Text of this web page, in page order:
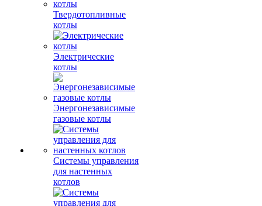
Твердотопливные
котлы
Электрические
котлы
Энергонезависимые
газовые котлы
Системы управления
для настенных
котлов